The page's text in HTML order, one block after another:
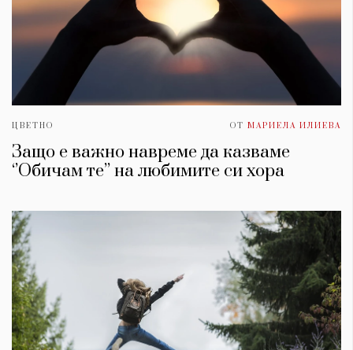
ЦВЕТНО ОТ МАРИЕЛА ИЛИЕВА
Защо е важно навреме да казваме
‘’Обичам те’’ на любимите си хора